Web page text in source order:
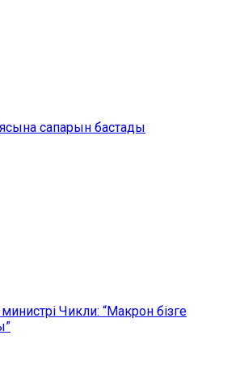
сапарын бастады
Чикли: “Макрон бізге